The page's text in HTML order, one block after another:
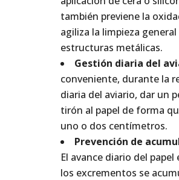
también previene la
agiliza la limpieza general
estructuras metálicas.
Gestión diaria del
conveniente, durante la
diaria del aviario, dar un
tirón al papel de forma
uno o dos centímetros.
Prevención de
El avance diario del papel
los excrementos se